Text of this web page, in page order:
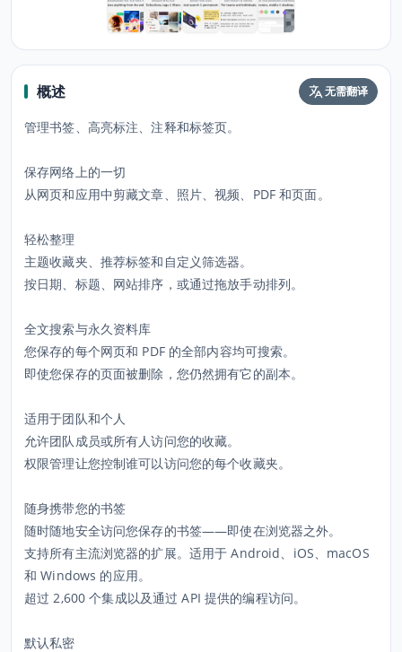
概述 无需翻译
管理书签、高亮标注、注释和标签页。
保存网络上的一切
从网页和应用中剪藏文章、照片、视频、PDF 和页面。
轻松整理
主题收藏夹、推荐标签和自定义筛选器。
按日期、标题、网站排序，或通过拖放手动排列。
全文搜索与永久资料库
您保存的每个网页和 PDF 的全部内容均可搜索。
即使您保存的页面被删除，您仍然拥有它的副本。
适用于团队和个人
允许团队成员或所有人访问您的收藏。
权限管理让您控制谁可以访问您的每个收藏夹。
随身携带您的书签
随时随地安全访问您保存的书签——即使在浏览器之外。
支持所有主流浏览器的扩展。适用于 Android、iOS、macOS
和 Windows 的应用。
超过 2,600 个集成以及通过 API 提供的编程访问。
默认私密